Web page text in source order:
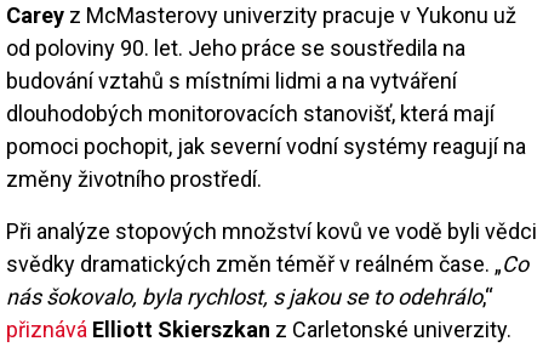
Carey z McMasterovy univerzity pracuje v Yukonu už
od poloviny 90. let. Jeho práce se soustředila na
budování vztahů s místními lidmi a na vytváření
dlouhodobých monitorovacích stanovišť, která mají
pomoci pochopit, jak severní vodní systémy reagují na
změny životního prostředí.
Při analýze stopových množství kovů ve vodě byli vědci
svědky dramatických změn téměř v reálném čase. „Co
nás šokovalo, byla rychlost, s jakou se to odehrálo,“
přiznává Elliott Skierszkan z Carletonské univerzity.